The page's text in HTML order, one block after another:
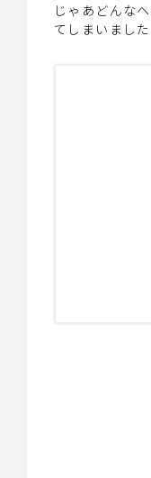
じゃあどんな
てしまいました